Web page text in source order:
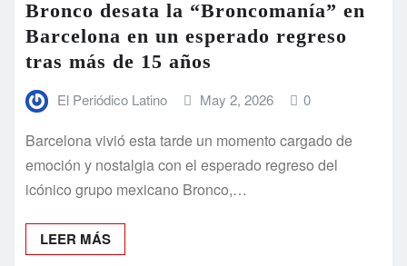
Bronco desata la “Broncomanía” en
Barcelona en un esperado regreso
tras más de 15 años
El Periódico Latino May 2, 2026 0
Barcelona vivió esta tarde un momento cargado de
emoción y nostalgia con el esperado regreso del
icónico grupo mexicano Bronco,…
LEER MÁS